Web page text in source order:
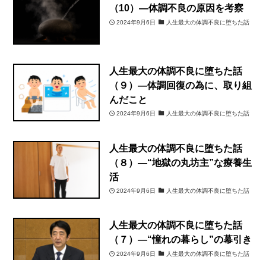
（10）―体調不良の原因を考察
2024年9月6日 人生最大の体調不良に堕ちた話
人生最大の体調不良に堕ちた話
（９）―体調回復の為に、取り組
んだこと
2024年9月6日 人生最大の体調不良に堕ちた話
人生最大の体調不良に堕ちた話
（８）―“地獄の丸坊主”な療養生
活
2024年9月6日 人生最大の体調不良に堕ちた話
人生最大の体調不良に堕ちた話
（７）―“憧れの暮らし”の幕引き
2024年9月6日 人生最大の体調不良に堕ちた話